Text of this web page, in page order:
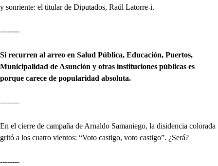
y sonriente: el titular de Diputados, Raúl Latorre-i.
--------
Si recurren al arreo en Salud Pública, Educación, Puertos,
Municipalidad de Asunción y otras instituciones públicas es
porque carece de popularidad absoluta.
--------
En el cierre de campaña de Arnaldo Samaniego, la disidencia colorada
gritó a los cuatro vientos: “Voto castigo, voto castigo”. ¿Será?
--------